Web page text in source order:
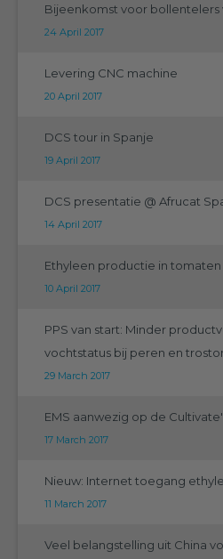
Bijeenkomst voor bollentelers
24 April 2017
Levering CNC machine
20 April 2017
DCS tour in Spanje
19 April 2017
DCS presentatie @ Afrucat
14 April 2017
Ethyleen productie in
10 April 2017
PPS van start: Minder
vochtstatus bij peren en
29 March 2017
EMS aanwezig op de
17 March 2017
Nieuw: Internet toegang
11 March 2017
Veel belangstelling uit China